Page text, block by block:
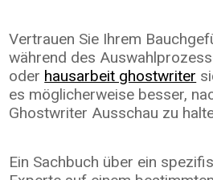
Vertrauen Sie Ihrem
während des
oder hausarbeit ghostwriter
es möglicherweise besser,
Ghostwriter Ausschau zu
Ein Sachbuch über ein